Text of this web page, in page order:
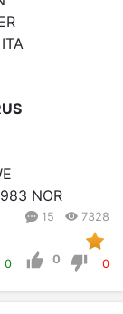
NOR
15 7328
0 0 0